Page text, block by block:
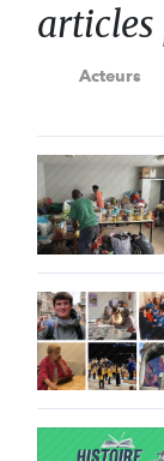
Acteurs